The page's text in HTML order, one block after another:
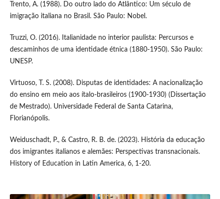
Trento, A. (1988). Do outro lado do Atlântico: Um século de
imigração italiana no Brasil. São Paulo: Nobel.
Truzzi, O. (2016). Italianidade no interior paulista: Percursos e
descaminhos de uma identidade étnica (1880-1950). São Paulo:
UNESP.
Virtuoso, T. S. (2008). Disputas de identidades: A nacionalização
do ensino em meio aos ítalo-brasileiros (1900-1930) (Dissertação
de Mestrado). Universidade Federal de Santa Catarina,
Florianópolis.
Weiduschadt, P., & Castro, R. B. de. (2023). História da educação
dos imigrantes italianos e alemães: Perspectivas transnacionais.
History of Education in Latin America, 6, 1-20.